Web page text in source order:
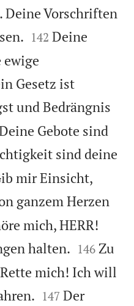
Deine Vorschriften


142 Deine
Gesetz ist
und Bedrängnis
Gebote sind
sind deine
mir Einsicht,
ganzem Herzen
mich, HERR!
halten. 

146 Zu
mich! Ich will


147 Der